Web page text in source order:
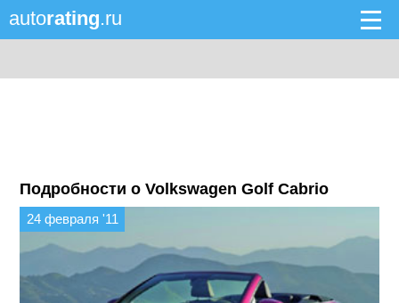
autorating.ru
Подробности о Volkswagen Golf Cabrio
24 февраля '11